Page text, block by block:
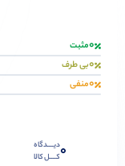
0مثبت
0بی طرف
0منفی
0دیــــدگاه
کــــل کالا